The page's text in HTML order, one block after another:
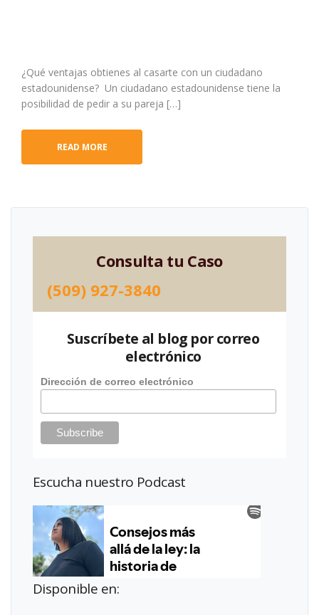
¿Qué ventajas obtienes al casarte con un ciudadano
estadounidense? Un ciudadano estadounidense tiene la
posibilidad de pedir a su pareja […]
READ MORE
Consulta tu Caso
(509) 927-3840
Suscríbete al blog por correo
electrónico
Dirección de correo electrónico
Escucha nuestro Podcast
Disponible en: